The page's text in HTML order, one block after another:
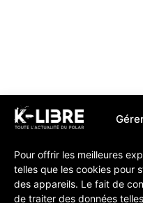
Pour offrir les meilleures
telles que les cookies pour
des appareils. Le fait de
de traiter des données